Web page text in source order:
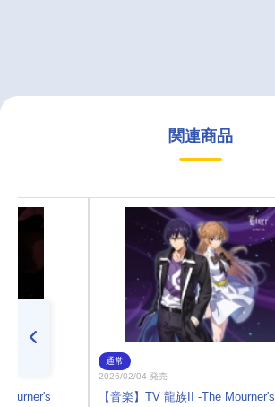
関連商品
通常
2026/02/04 発売
【音楽】TV 龍族II -The Mourner's